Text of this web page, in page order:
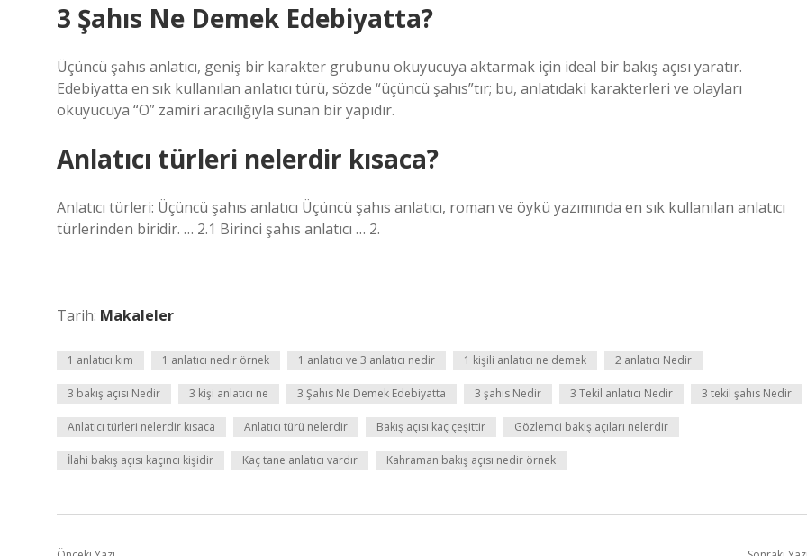
3 Şahıs Ne Demek Edebiyatta?
Üçüncü şahıs anlatıcı, geniş bir karakter grubunu okuyucuya aktarmak için ideal bir bakış açısı yaratır.
Edebiyatta en sık kullanılan anlatıcı türü, sözde “üçüncü şahıs”tır; bu, anlatıdaki karakterleri ve olayları
okuyucuya “O” zamiri aracılığıyla sunan bir yapıdır.
Anlatıcı türleri nelerdir kısaca?
Anlatıcı türleri: Üçüncü şahıs anlatıcı Üçüncü şahıs anlatıcı, roman ve öykü yazımında en sık kullanılan anlatıcı
türlerinden biridir. … 2.1 Birinci şahıs anlatıcı … 2.
Tarih: Makaleler
1 anlatıcı kim 1 anlatıcı nedir örnek 1 anlatıcı ve 3 anlatıcı nedir 1 kişili anlatıcı ne demek 2 anlatıcı Nedir
3 bakış açısı Nedir 3 kişi anlatıcı ne 3 Şahıs Ne Demek Edebiyatta 3 şahıs Nedir 3 Tekil anlatıcı Nedir 3 tekil şahıs Nedir
Anlatıcı türleri nelerdir kısaca Anlatıcı türü nelerdir Bakış açısı kaç çeşittir Gözlemci bakış açıları nelerdir
İlahi bakış açısı kaçıncı kişidir Kaç tane anlatıcı vardır Kahraman bakış açısı nedir örnek